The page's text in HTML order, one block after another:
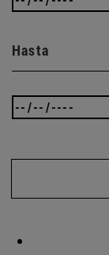
Hasta